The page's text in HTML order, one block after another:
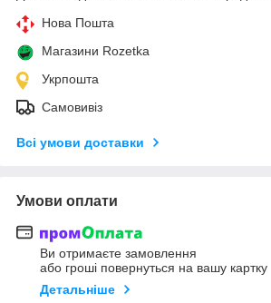
Нова Пошта
Магазини Rozetka
Укрпошта
Самовивіз
Всі умови доставки
Умови оплати
Ви отримаєте замовлення
або гроші повернуться на вашу картку
Детальніше